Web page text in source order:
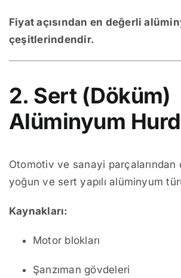
Fiyat açısından en değerli
çeşitlerindendir.
2. Sert (Döküm)
Alüminyum
Otomotiv ve sanayi parçalarından
yoğun ve sert yapılı alüminyum
Kaynakları:
Motor blokları
Şanzıman gövdeleri